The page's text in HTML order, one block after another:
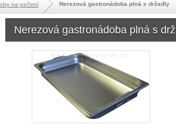
na pečení Nerezová gastronádoba plná s držadly
Nerezová gastronádoba plná s